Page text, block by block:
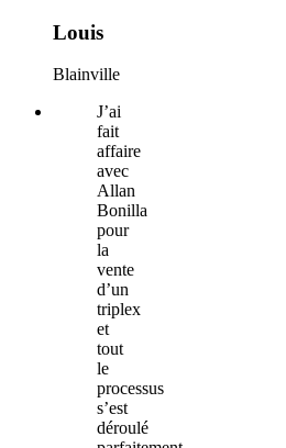
Louis
Blainville
J’ai
fait
affaire
avec
Allan
Bonilla
pour
la
vente
d’un
triplex
et
tout
le
processus
s’est
déroulé